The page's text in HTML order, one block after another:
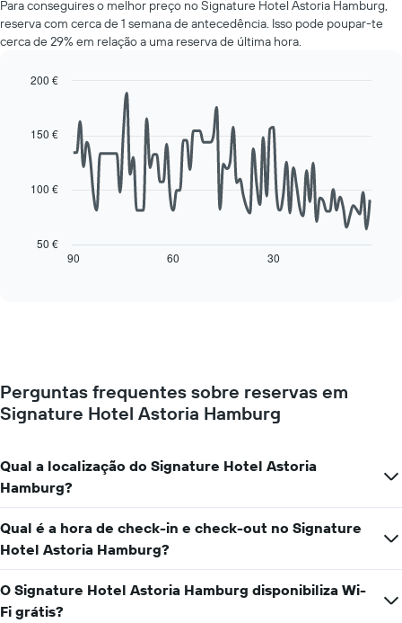
de
um
ordenada
de
um
quarto
cada
semana
apresenta
os
semana
médio
de
um
ordenada
Para conseguires o melhor preço no Signature Hotel Astoria Hamburg,
reserva com cerca de 1 semana de antecedência. Isso pode poupar-te
cerca de 29% em relação a uma reserva de última hora.
with
90
seguinte
perto
da
data
estadia
gráfico
apresenta
o
número
de
dias
antes
da
90 60 30
50 €
100 €
150 €
200 €
Perguntas frequentes sobre reservas em
Signature Hotel Astoria Hamburg
Qual a localização do Signature Hotel Astoria
Hamburg?
Qual é a hora de check-in e check-out no Signature
Hotel Astoria Hamburg?
O Signature Hotel Astoria Hamburg disponibiliza Wi-
Fi grátis?